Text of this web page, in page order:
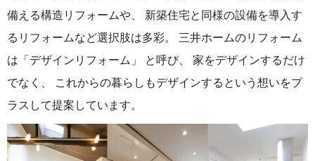
備える構造リフォームや、 新築住宅と同様の設備を導入す
るリフォームなど選択肢は多彩。
三井ホームのリフォーム
は「デザインリフォーム」 と呼び、 家をデザインするだけ
でなく、 これからの暮らしもデザインするという想いをプ
ラスして提案しています。